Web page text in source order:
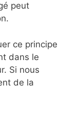
peut
ce principe
dans le
Si nous
de la